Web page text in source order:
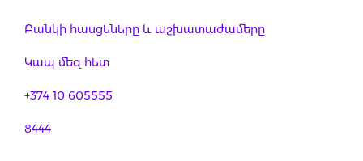
Բանկի հասցեները և աշխատաժամերը
Կապ մեզ հետ
+374 10 605555
8444